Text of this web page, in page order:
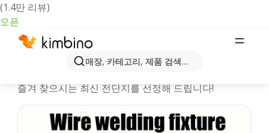
(1.4만 리뷰)
오픈
매장, 카테고리, 제품 검색...
Seogwipo시 온라인 행사정보 및 카탈
즐겨 찾으시는 최신 전단지를 선정해 드립니다!